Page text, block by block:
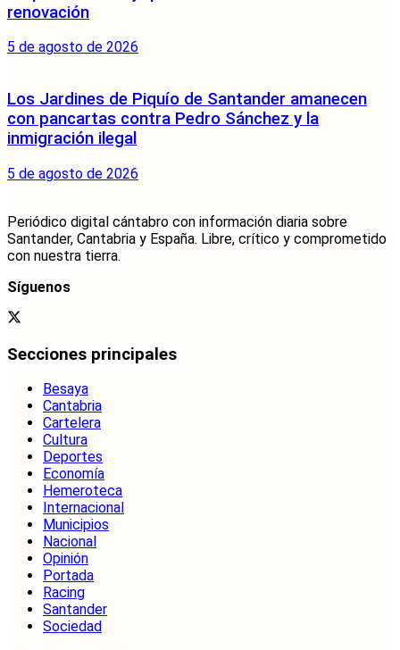
renovación
5 de agosto de 2026
Los Jardines de Piquío de Santander amanecen
con pancartas contra Pedro Sánchez y la
inmigración ilegal
5 de agosto de 2026
Periódico digital cántabro con información diaria sobre
Santander, Cantabria y España. Libre, crítico y comprometido
con nuestra tierra.
Síguenos
Secciones principales
Besaya
Cantabria
Cartelera
Cultura
Deportes
Economía
Hemeroteca
Internacional
Municipios
Nacional
Opinión
Portada
Racing
Santander
Sociedad